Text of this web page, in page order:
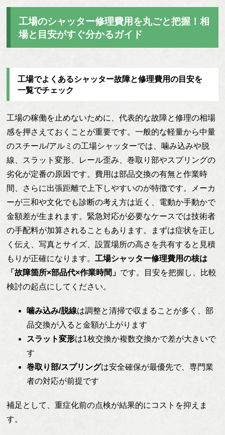
工場のシャッター修理費用を丸ごと把握！相
場と目安がすぐ分かるガイド
工場でよくあるシャッター故障と修理費用の目安を
一覧でチェック
工場の稼働を止めないために、代表的な故障と修理の相場
感を押さえておくことが重要です。一般的な軽量から中量
のスチール/アルミの工場シャッターでは、噛み込みや脱
線、スラット変形、レール歪み、巻取り部やスプリングの
劣化が定番の原因です。費用は部品交換の有無と作業時
間、さらに出張距離で上下しやすいのが特徴です。メーカ
ーが三和や文化でも診断の考え方は近く、電動か手動かで
金額差が生まれます。緊急対応が必要なケースでは技術者
の手配料が加算されることもあります。まずは症状を正し
く伝え、写真とサイズ、設置場所の高さを共有すると見積
もりが正確になります。工場シャッター修理費用の核は
「故障箇所×部品代×作業時間」 です。目安を把握し、比較
検討の起点にしてください。
噛み込み/脱線は調整と清掃で収まることが多く、部
品交換が入ると金額が上がります
スラット変形は1枚交換か複数交換かで差が大きいで
す
巻取り部/スプリングは安全確保が最優先で、専門業
者の対応が前提です
補足として、重症化前の点検が結果的にコストを抑えま
す。